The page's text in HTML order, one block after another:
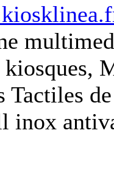
Tactiles
inox